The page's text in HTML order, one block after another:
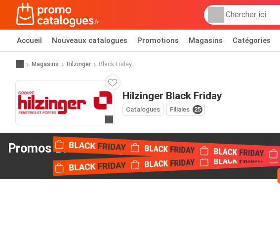
Accueil Nouveaux catalogues Promotions Magasins Catégories
Magasins Hilzinger Black Friday
Hilzinger Black Friday
Catalogues Filiales 25
Promos Black Friday de Hilzinger